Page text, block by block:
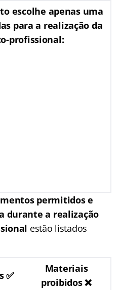
escolhe apenas uma
para a realização da
profissional:
permitidos e
durante a realização
estão listados
✅
Materiais
proibidos ❌